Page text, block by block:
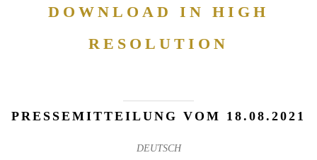
DOWNLOAD IN HIGH
RESOLUTION
PRESSEMITTEILUNG VOM 18.08.2021
DEUTSCH